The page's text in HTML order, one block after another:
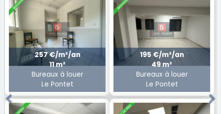
257 €/m²/an
11 m²
Bureaux à louer
Le Pontet
195 €/m²/an
49 m²
Bureaux à louer
Le Pontet
Previous